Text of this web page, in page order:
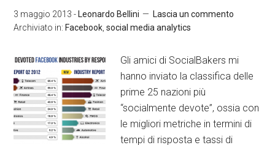
3 maggio 2013 - Leonardo Bellini
Lascia un commento
Archiviato in: Facebook ,social media analytics
Gli amici di SocialBakers mi
hanno inviato la classifica delle
prime 25 nazioni più
“socialmente devote”, ossia con
le migliori metriche in termini di
tempi di risposta e tassi di